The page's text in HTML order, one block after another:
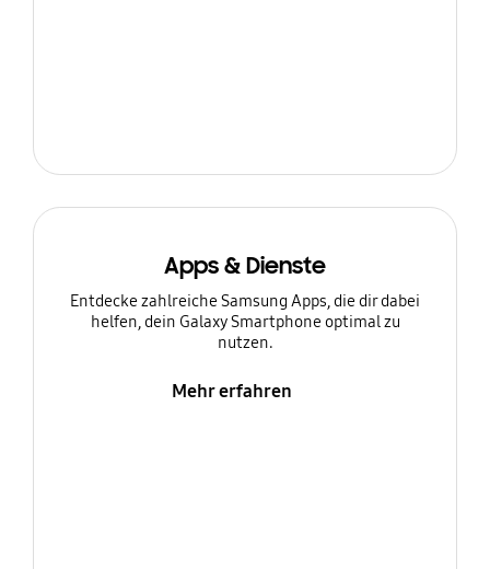
Apps & Dienste
Entdecke zahlreiche Samsung Apps, die dir dabei
helfen, dein Galaxy Smartphone optimal zu
nutzen.
Mehr erfahren